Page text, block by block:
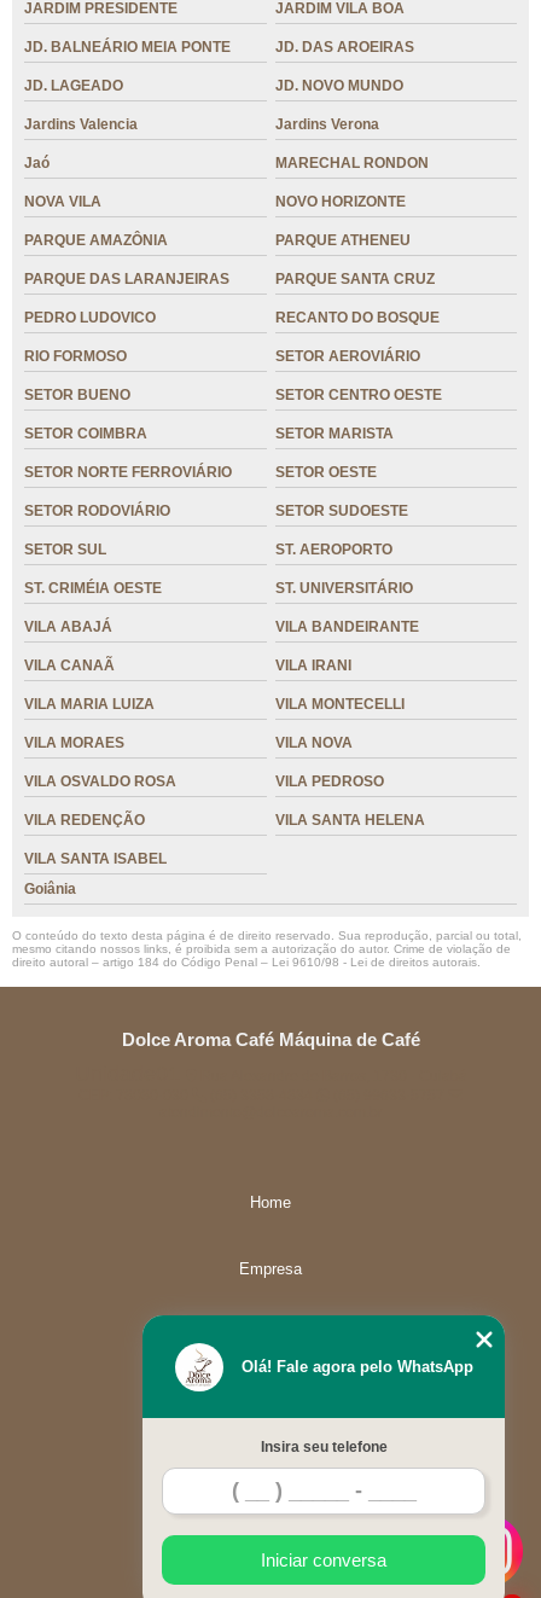
JARDIM PRESIDENTE JARDIM VILA BOA
JD. BALNEÁRIO MEIA PONTE JD. DAS AROEIRAS
JD. LAGEADO JD. NOVO MUNDO
Jardins Valencia Jardins Verona
Jaó MARECHAL RONDON
NOVA VILA NOVO HORIZONTE
PARQUE AMAZÔNIA PARQUE ATHENEU
PARQUE DAS LARANJEIRAS PARQUE SANTA CRUZ
PEDRO LUDOVICO RECANTO DO BOSQUE
RIO FORMOSO SETOR AEROVIÁRIO
SETOR BUENO SETOR CENTRO OESTE
SETOR COIMBRA SETOR MARISTA
SETOR NORTE FERROVIÁRIO SETOR OESTE
SETOR RODOVIÁRIO SETOR SUDOESTE
SETOR SUL ST. AEROPORTO
ST. CRIMÉIA OESTE ST. UNIVERSITÁRIO
VILA ABAJÁ VILA BANDEIRANTE
VILA CANAÃ VILA IRANI
VILA MARIA LUIZA VILA MONTECELLI
VILA MORAES VILA NOVA
VILA OSVALDO ROSA VILA PEDROSO
VILA REDENÇÃO VILA SANTA HELENA
VILA SANTA ISABEL
Goiânia
O conteúdo do texto desta página é de direito reservado. Sua reprodução, parcial ou total,
mesmo citando nossos links, é proibida sem a autorização do autor. Crime de violação de
direito autoral – artigo 184 do Código Penal – Lei 9610/98 - Lei de direitos autorais
Dolce Aroma Café Máquina de Café
Home
Empresa
Contato
Mapa do site
Olá! Fale agora pelo WhatsApp
Insira seu telefone
Iniciar conversa